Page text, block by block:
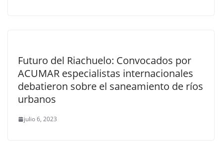
Futuro del Riachuelo: Convocados por
ACUMAR especialistas internacionales
debatieron sobre el saneamiento de ríos
urbanos
julio 6, 2023